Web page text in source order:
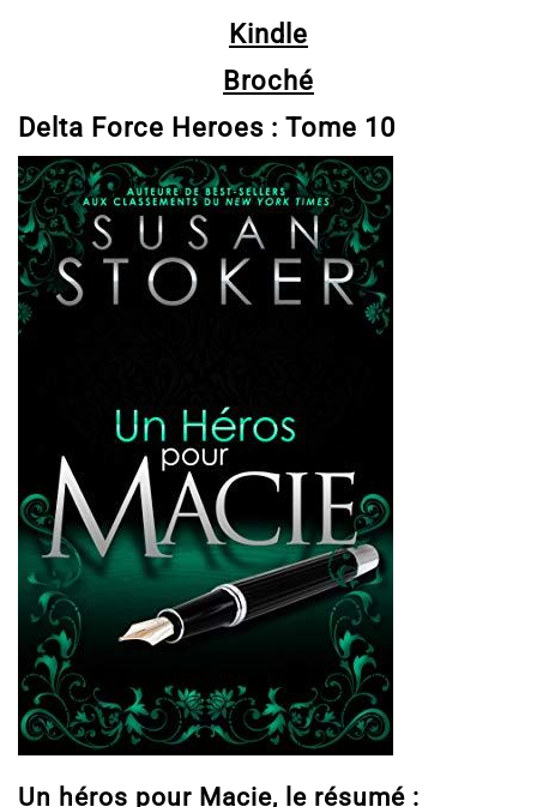
Kindle
Broché
Delta Force Heroes : Tome 10
Un héros pour Macie, le résumé :